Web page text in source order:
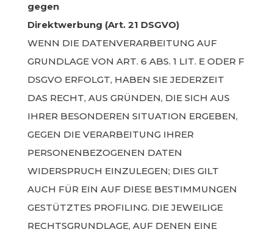
gegen
Direktwerbung (Art. 21 DSGVO)
WENN DIE DATENVERARBEITUNG AUF
GRUNDLAGE VON ART. 6 ABS. 1 LIT. E ODER F
DSGVO ERFOLGT, HABEN SIE JEDERZEIT
DAS RECHT, AUS GRÜNDEN, DIE SICH AUS
IHRER BESONDEREN SITUATION ERGEBEN,
GEGEN DIE VERARBEITUNG IHRER
PERSONENBEZOGENEN DATEN
WIDERSPRUCH EINZULEGEN; DIES GILT
AUCH FÜR EIN AUF DIESE BESTIMMUNGEN
GESTÜTZTES PROFILING. DIE JEWEILIGE
RECHTSGRUNDLAGE, AUF DENEN EINE